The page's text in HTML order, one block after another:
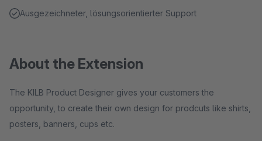
Ausgezeichneter, lösungsorientierter Support
About the Extension
The KILB Product Designer gives your customers the
opportunity, to create their own design for prodcuts like shirts,
posters, banners, cups etc.